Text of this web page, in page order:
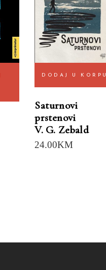
DODAJ U KORPU
Saturnovi
prstenovi
V. G. Zebald
24.00KM